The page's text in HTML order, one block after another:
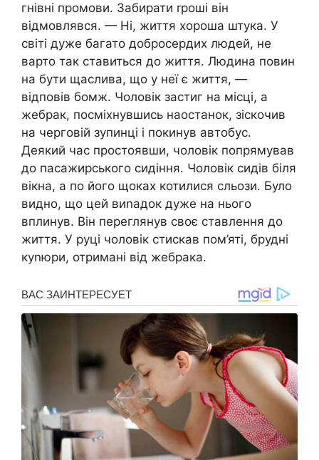
гнівні промови. Забирати rроші він
відмовлявся. — Ні, життя хороша штука. У
світі дуже багато добросердих людей, не
варто так ставиться до життя. Людина повин
на бути щаслива, що у неї є життя, —
відповів бомж. Чоловік застиг на місці, а
жебрак, посміхнувшись наостанок, зіскочив
на черговій зупинці і покинув автобус.
Деякий час простоявши, чоловік попрямував
до пасажирського сидіння. Чоловік сидів біля
вікна, а по його щоках котилися сльози. Було
видно, що цей виnадок дуже на нього
вплинув. Він переглянув своє ставлення до
життя. У руці чоловік стискав пом’яті, брудні
куnюри, отримані від жебрака.